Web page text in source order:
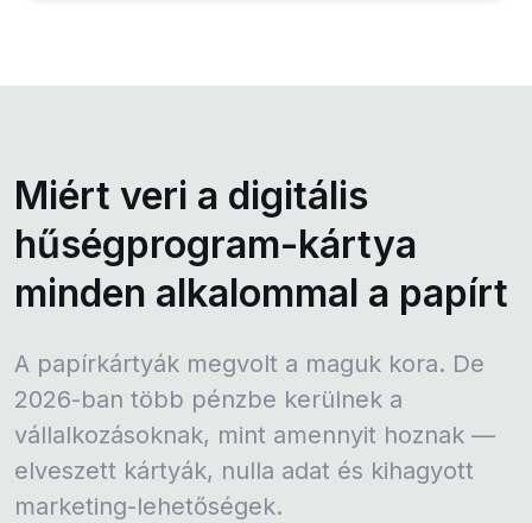
Miért veri a digitális
hűségprogram-kártya
minden alkalommal a papírt
A papírkártyák megvolt a maguk kora. De
2026-ban több pénzbe kerülnek a
vállalkozásoknak, mint amennyit hoznak —
elveszett kártyák, nulla adat és kihagyott
marketing-lehetőségek.